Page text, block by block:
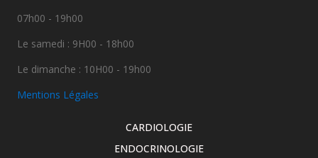
07h00 - 19h00
Le samedi : 9H00 - 18h00
Le dimanche : 10H00 - 19h00
Mentions Légales
CARDIOLOGIE
ENDOCRINOLOGIE